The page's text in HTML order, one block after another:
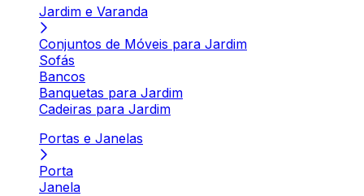
Jardim e Varanda
Conjuntos de Móveis para Jardim
Sofás
Bancos
Banquetas para Jardim
Cadeiras para Jardim
Portas e Janelas
Porta
Janela